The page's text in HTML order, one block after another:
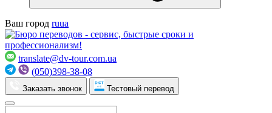
Ваш город ruua
translate@dv-tour.com.ua
(050)398-38-08
Заказать звонок Тестовый перевод